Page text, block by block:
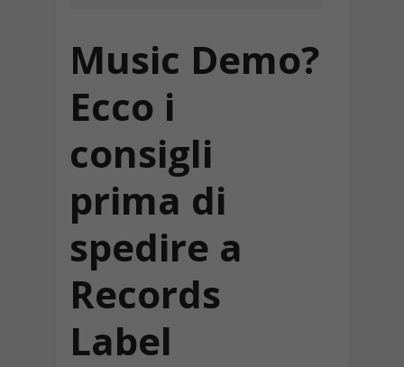
Music Demo?
Ecco i
consigli
prima di
spedire a
Records
Label